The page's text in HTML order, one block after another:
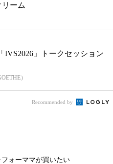
ーム
IVS2026」トークセッション
）
Recommended by
フォーママが買いたい